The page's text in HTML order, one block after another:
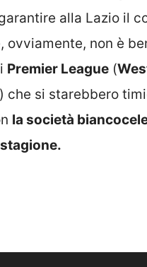
alla Lazio il
ovviamente, non è
Premier League (
) che si starebbero
la società